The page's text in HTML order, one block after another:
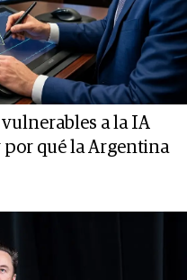
a la IA
qué la Argentina